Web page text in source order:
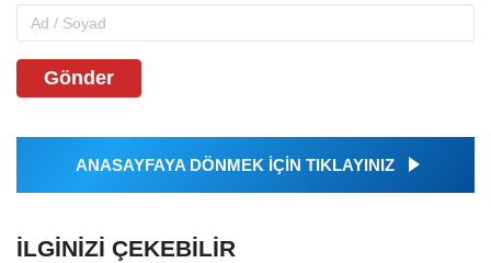
Gönder
ANASAYFAYA DÖNMEK İÇİN TIKLAYINIZ
İLGINIZI ÇEKEBILIR